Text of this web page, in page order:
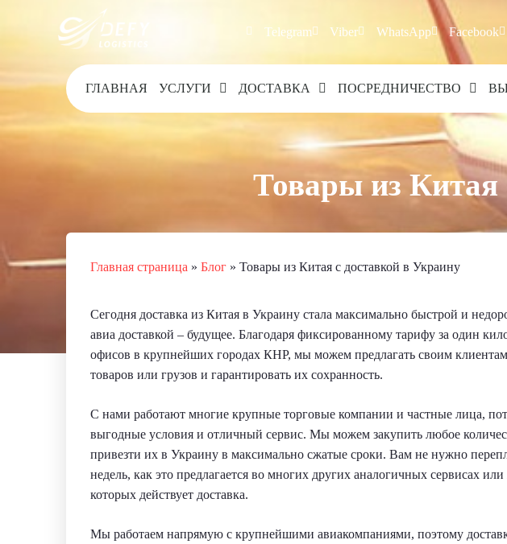
Telegram Viber WhatsApp Facebook
ГЛАВНАЯ УСЛУГИ ДОСТАВКА ПОСРЕДНИЧЕСТВО
Товары из Китая
Главная страница » Блог » Товары из Китая с доставкой в Украину
Сегодня доставка из Китая в Украину стала максимально быстрой и
авиа доставкой – будущее. Благодаря фиксированному тарифу за один
офисов в крупнейших городах КНР, мы можем предлагать своим
товаров или грузов и гарантировать их сохранность.
С нами работают многие крупные торговые компании и частные лица,
выгодные условия и отличный сервис. Мы можем закупить любое
привезти их в Украину в максимально сжатые сроки. Вам не нужно
недель, как это предлагается во многих других аналогичных сервисах
которых действует доставка.
Мы работаем напрямую с крупнейшими авиакомпаниями, поэтому